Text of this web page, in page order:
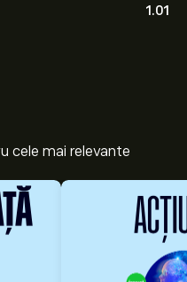
1.01
cele mai relevante